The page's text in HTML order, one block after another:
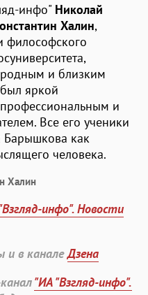
инфо" Николай
Халин,
философского
и близким
яркой
и
Все его ученики
Барышкова как
человека.
Халин
инфо". Новости
и в каналеДзена
"ИА "Взгляд-инфо".